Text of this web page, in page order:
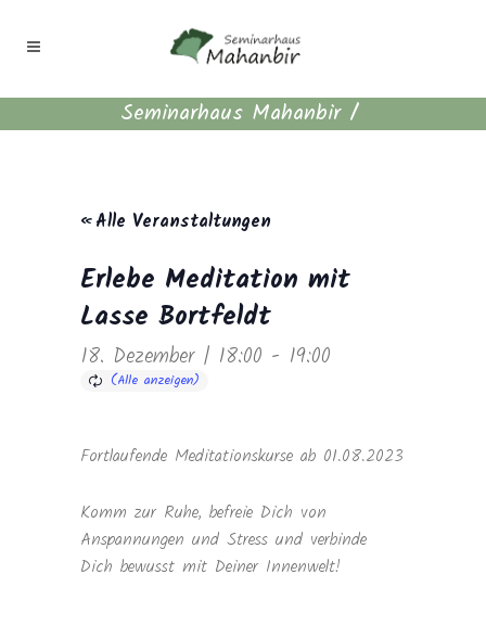
Seminarhaus Mahanbir/
« Alle Veranstaltungen
Erlebe Meditation mit
Lasse Bortfeldt
18. Dezember | 18:00 - 19:00
Fortlaufende Meditationskurse ab 01.08.2023
Komm zur Ruhe, befreie Dich von
Anspannungen und Stress und verbinde
Dich bewusst mit Deiner Innenwelt!